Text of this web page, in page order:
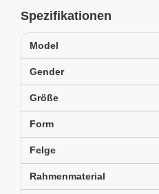
Spezifikationen
Model
Gender
Größe
Form
Felge
Rahmenmaterial